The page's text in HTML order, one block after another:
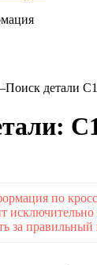
Поиск детали
по
за